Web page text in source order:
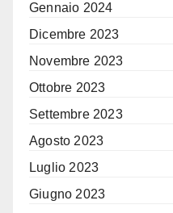
Gennaio 2024
Dicembre 2023
Novembre 2023
Ottobre 2023
Settembre 2023
Agosto 2023
Luglio 2023
Giugno 2023